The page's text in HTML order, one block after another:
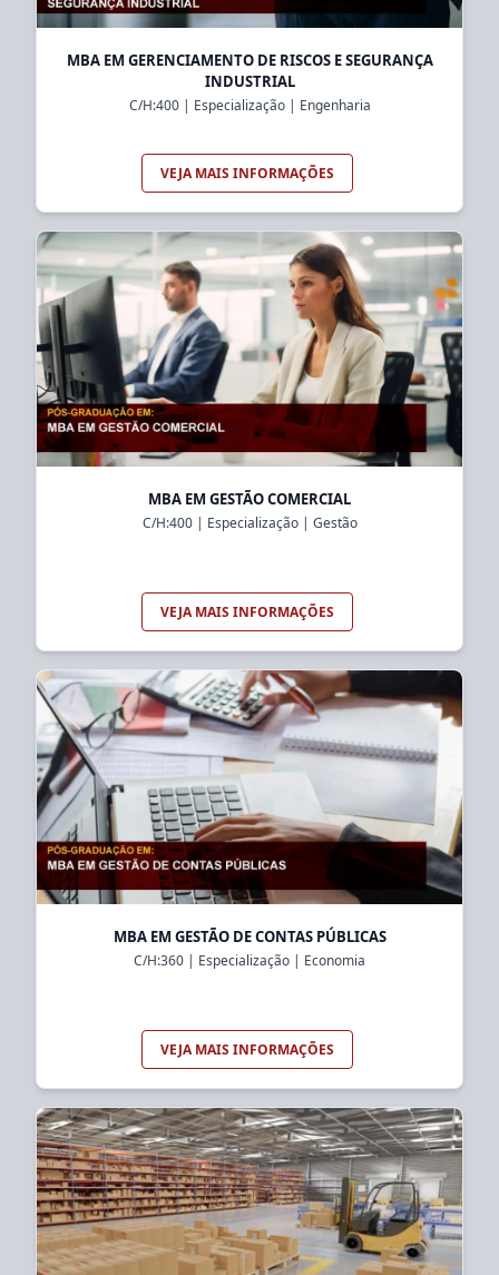
MBA EM GERENCIAMENTO DE RISCOS E SEGURANÇA
INDUSTRIAL
C/H:400| Especialização| Engenharia
VEJA MAIS INFORMAÇÕES
MBA EM GESTÃO COMERCIAL
C/H:400| Especialização| Gestão
VEJA MAIS INFORMAÇÕES
MBA EM GESTÃO DE CONTAS PÚBLICAS
C/H:360 | Especialização | Economia
VEJA MAIS INFORMAÇÕES